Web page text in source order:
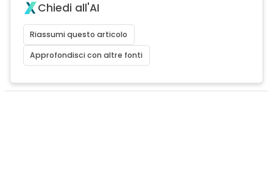
Chiedi all'AI
Riassumi questo articolo
Approfondisci con altre fonti